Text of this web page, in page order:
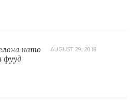
като
фууд
AUGUST 29, 2018